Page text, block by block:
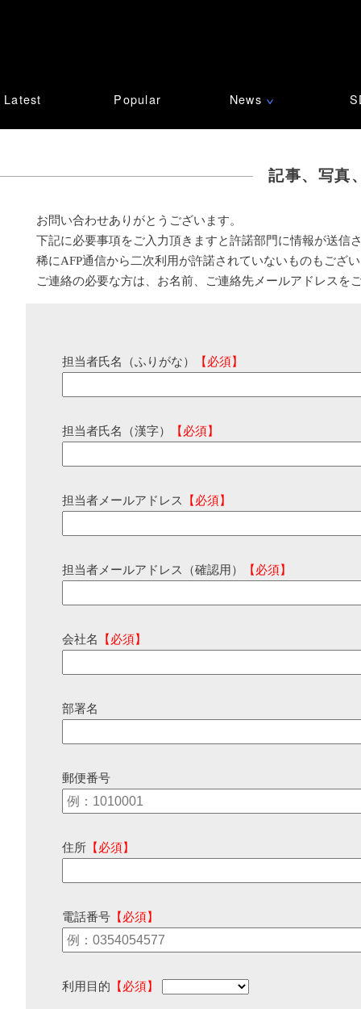
Latest Popular News ∨
記事、写真
お問い合わせありがとうございます。
下記に必要事項をご入力頂きますと許諾部門に情報が送信
稀にAFP通信から二次利用が許諾されていないものもござ
ご連絡の必要な方は、お名前、ご連絡先メールアドレスを
担当者氏名（ふりがな） 【必須】
担当者氏名（漢字） 【必須】
担当者メールアドレス 【必須】
担当者メールアドレス（確認用） 【必須】
会社名 【必須】
部署名
郵便番号
住所 【必須】
電話番号 【必須】
利用目的 【必須】